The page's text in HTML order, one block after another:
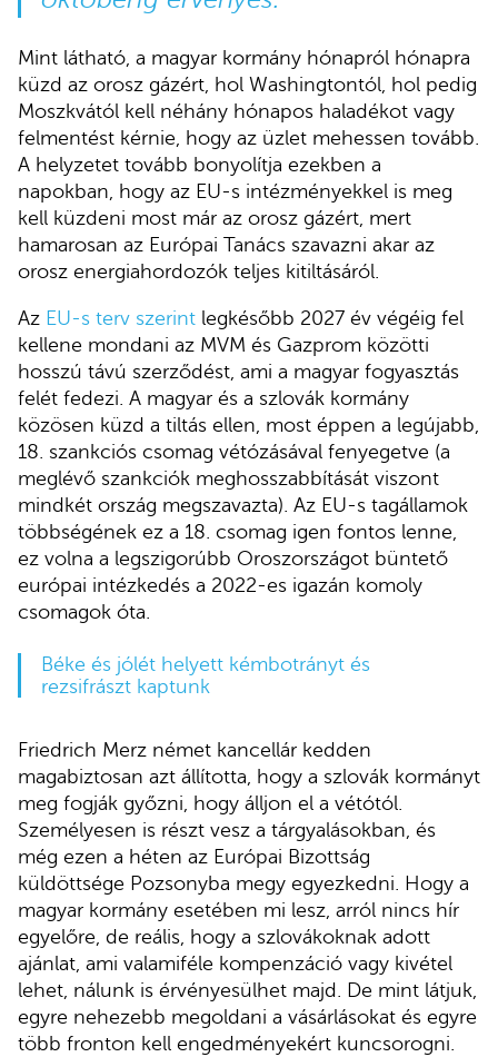
Mint látható, a magyar kormány hónapról hónapra
küzd az orosz gázért, hol Washingtontól, hol pedig
Moszkvától kell néhány hónapos haladékot vagy
felmentést kérnie, hogy az üzlet mehessen tovább.
A helyzetet tovább bonyolítja ezekben a
napokban, hogy az EU-s intézményekkel is meg
kell küzdeni most már az orosz gázért, mert
hamarosan az Európai Tanács szavazni akar az
orosz energiahordozók teljes kitiltásáról.
Az EU-s terv szerint legkésőbb 2027 év végéig fel
kellene mondani az MVM és Gazprom közötti
hosszú távú szerződést, ami a magyar fogyasztás
felét fedezi. A magyar és a szlovák kormány
közösen küzd a tiltás ellen, most éppen a legújabb,
18. szankciós csomag vétózásával fenyegetve (a
meglévő szankciók meghosszabbítását viszont
mindkét ország megszavazta). Az EU-s tagállamok
többségének ez a 18. csomag igen fontos lenne,
ez volna a legszigorúbb Oroszországot büntető
európai intézkedés a 2022-es igazán komoly
csomagok óta.
Béke és jólét helyett kémbotrányt és
rezsifrászt kaptunk
Friedrich Merz német kancellár kedden
magabiztosan azt állította, hogy a szlovák kormányt
meg fogják győzni, hogy álljon el a vétótól.
Személyesen is részt vesz a tárgyalásokban, és
még ezen a héten az Európai Bizottság
küldöttsége Pozsonyba megy egyezkedni. Hogy a
magyar kormány esetében mi lesz, arról nincs hír
egyelőre, de reális, hogy a szlovákoknak adott
ajánlat, ami valamiféle kompenzáció vagy kivétel
lehet, nálunk is érvényesülhet majd. De mint látjuk,
egyre nehezebb megoldani a vásárlásokat és egyre
több fronton kell engedményekért kuncsorogni.